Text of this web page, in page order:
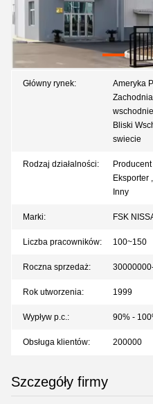
Główny rynek:
Ameryka
Bliski
swiecie
Rodzaj działalności:
Eksporter
Inny
Marki: FSK
Liczba pracowników: 100~150
Roczna sprzedaż:
Rok utworzenia: 1999
Wypływ p.c.: 90% -
Obsługa klientów: 200000
Szczegóły firmy